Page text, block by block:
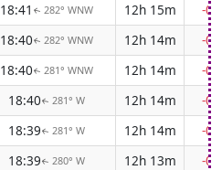
18:41 ↑ 282° WNW 12h 15m
-
18:40↑ 282° WNW 12h 14m
-
18:40↑ 281° WNW 12h 14m
-
18:40↑ 281° W 12h 14m
-
18:39↑ 281° W 12h 14m
-
18:39↑ 280° W 12h 13m
-